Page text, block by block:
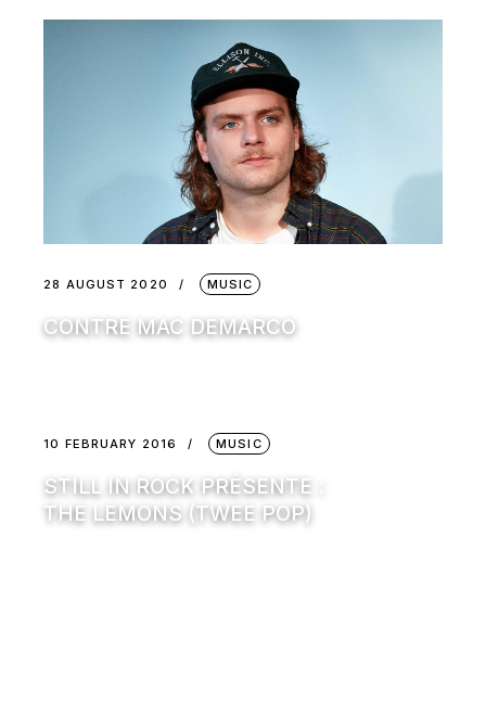
28 AUGUST 2020 MUSIC
CONTRE MAC DEMARCO
10 FEBRUARY 2016 MUSIC
STILL IN ROCK PRÉSENTE :
THE LEMONS (TWEE POP)